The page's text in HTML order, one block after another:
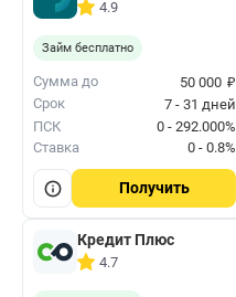
4.9
Займ бесплатно
Сумма до 50 000 ₽
Срок
7 - 31 дней
ПСК
0 - 292.000%
Ставка
0 - 0.8%
Получить
Кредит Плюс
4.7